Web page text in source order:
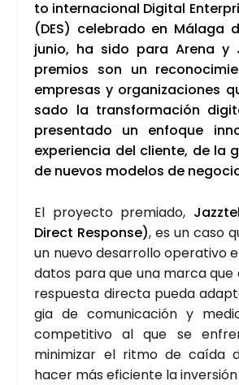
to inter­na­cio­nal Digi­tal
(DES) cele­bra­do en Mála­ga
junio, ha sido para Are­na y
pre­mios son un
empre­sas y orga­ni­za­cio­nes
sa­do la trans­for­ma­ción
pre­sen­ta­do un enfo­que
expe­rien­cia del clien­te, de la
de nue­vos mode­los de
El pro­yec­to pre­mia­do,
Direct Res­pon­se), es un caso
un nue­vo desa­rro­llo ope­ra­ti­vo
datos para que una mar­ca que
res­pues­ta direc­ta pue­da
gia de comu­ni­ca­ción y
com­pe­ti­ti­vo al que se
mini­mi­zar el rit­mo de caí­da
hacer más efi­cien­te la